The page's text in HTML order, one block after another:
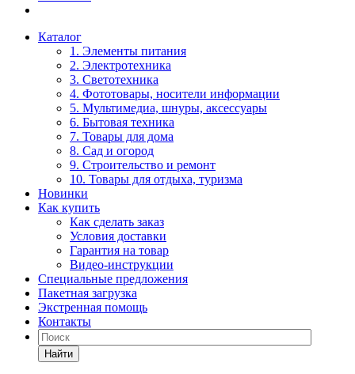
Каталог
1. Элементы питания
2. Электротехника
3. Светотехника
4. Фототовары, носители информации
5. Мультимедиа, шнуры, аксессуары
6. Бытовая техника
7. Товары для дома
8. Сад и огород
9. Строительство и ремонт
10. Товары для отдыха, туризма
Новинки
Как купить
Как сделать заказ
Условия доставки
Гарантия на товар
Видео-инструкции
Специальные предложения
Пакетная загрузка
Экстренная помощь
Контакты
Найти